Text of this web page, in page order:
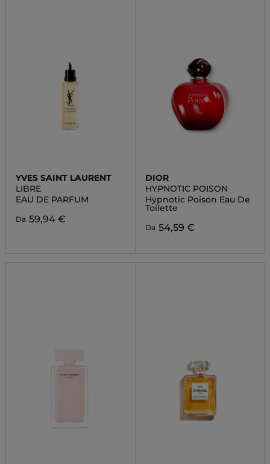
YVES SAINT LAURENT
LIBRE
EAU DE PARFUM
Da 59,94 €
DIOR
HYPNOTIC POISON
Hypnotic Poison Eau De
Toilette
Da 54,59 €